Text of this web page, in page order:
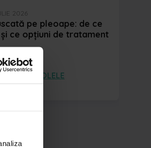
2026
pe pleoape: de ce
ce opțiuni de tratament
ARTICOLELE